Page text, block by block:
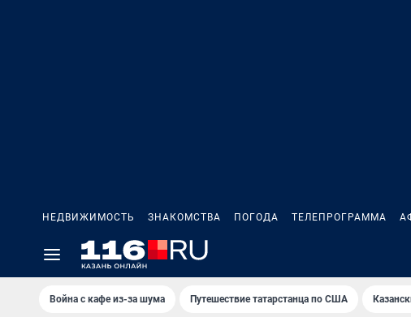
НЕДВИЖИМОСТЬ ЗНАКОМСТВА ПОГОДА ТЕЛЕПРОГРАММА
Война с кафе из-за шума Путешествие татарстанца по США